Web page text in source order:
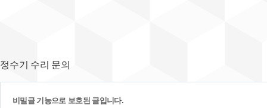
정수기 수리 문의
비밀글 기능으로 보호된 글입니다.